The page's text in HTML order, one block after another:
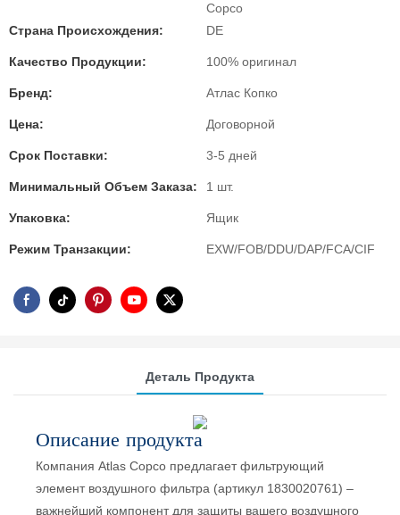
Copco
Страна Происхождения:
DE
Качество Продукции: 100% оригинал
Бренд: Атлас Копко
Цена: Договорной
Срок Поставки: 3-5 дней
Минимальный Объем Заказа: 1 шт.
Упаковка: Ящик
Режим Транзакции: EXW/FOB/DDU/DAP/FCA/CIF
Деталь Продукта
Описание продукта
Компания Atlas Copco предлагает фильтрующий
элемент воздушного фильтра (артикул 1830020761) –
важнейший компонент для защиты вашего воздушного